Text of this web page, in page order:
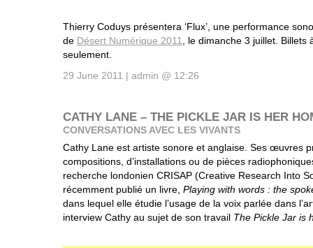
Thierry Coduys présentera ‘Flux’, une performance
de Désert Numérique 2011, le dimanche 3 juillet. Billets
seulement.
29 June 2011 | admin @ 12:26
CATHY LANE – THE PICKLE JAR IS HER
CONVERSATIONS AVEC LES VIVANTS
Cathy Lane est artiste sonore et anglaise. Ses œuvres
compositions, d’installations ou de pièces
recherche londonien CRISAP (Creative Research Into
récemment publié un livre, Playing with words : the
dans lequel elle étudie l’usage de la voix parlée dans
interview Cathy au sujet de son travail The Pickle Jar is